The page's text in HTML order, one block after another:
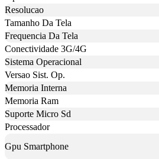
Resolucao
Tamanho Da Tela
Frequencia Da Tela
Conectividade 3G/4G
Sistema Operacional
Versao Sist. Op.
Memoria Interna
Memoria Ram
Suporte Micro Sd
Processador
Gpu Smartphone